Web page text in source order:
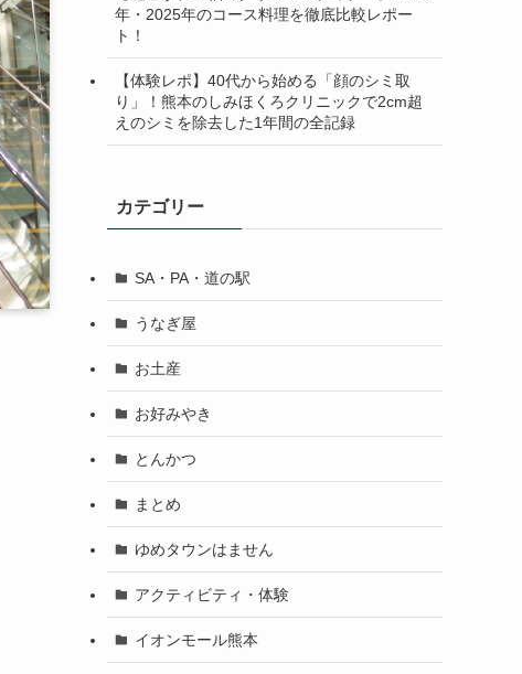
年・2025年のコース料理を徹底比較レポー
ト！
【体験レポ】40代から始める「顔のシミ取
り」！熊本のしみほくろクリニックで2cm超
えのシミを除去した1年間の全記録
カテゴリー
SA・PA・道の駅
うなぎ屋
お土産
お好みやき
とんかつ
まとめ
ゆめタウンはません
アクティビティ・体験
イオンモール熊本